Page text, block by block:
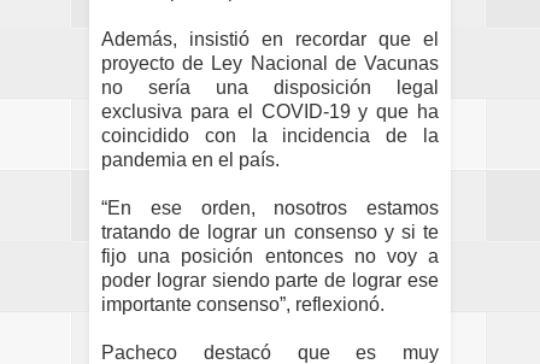
Además, insistió en recordar que el
proyecto de Ley Nacional de Vacunas
no sería una disposición legal
exclusiva para el COVID-19 y que ha
coincidido con la incidencia de la
pandemia en el país.
“En ese orden, nosotros estamos
tratando de lograr un consenso y si te
fijo una posición entonces no voy a
poder lograr siendo parte de lograr ese
importante consenso”, reflexionó.
Pacheco destacó que es muy